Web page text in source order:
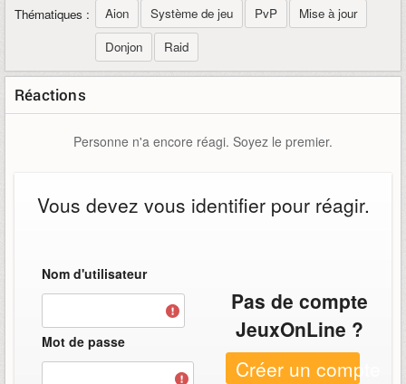
Thématiques : Aion Système de jeu PvP
Mise à jour
Donjon
Raid
Réactions
Personne n'a encore réagi. Soyez le premier.
Vous devez vous identifier pour réagir.
Nom d'utilisateur
Mot de passe
Pas de compte
JeuxOnLine ?
Créer un compte